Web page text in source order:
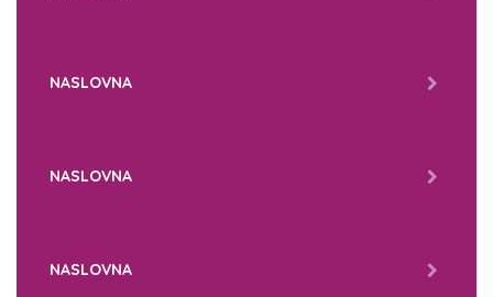
NASLOVNA
NASLOVNA
NASLOVNA